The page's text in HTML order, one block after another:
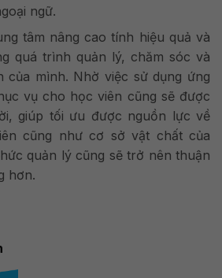
ngữ.
tâm nâng cao tính hiệu quả và
quá trình quản lý, chăm sóc và
của mình. Nhờ việc sử dụng ứng
vụ cho học viên cũng sẽ được
giúp tối ưu được nguồn lực về
cũng như cơ sở vật chất của
quản lý cũng sẽ trở nên thuận
hơn.